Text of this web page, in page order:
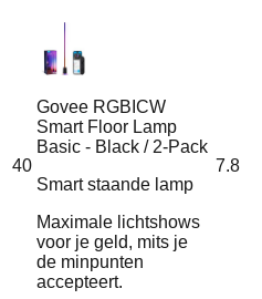
40
Govee RGBICW
Smart Floor Lamp
Basic - Black / 2-Pack
Smart staande lamp
Maximale lichtshows
voor je geld, mits je
de minpunten
accepteert.
7.8